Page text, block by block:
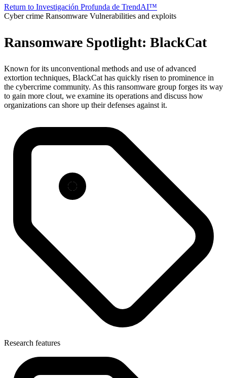
Return to Investigación Profunda de TrendAI™
Cyber crime Ransomware Vulnerabilities and exploits
Ransomware Spotlight: BlackCat
Known for its unconventional methods and use of advanced
extortion techniques, BlackCat has quickly risen to prominence in
the cybercrime community. As this ransomware group forges its way
to gain more clout, we examine its operations and discuss how
organizations can shore up their defenses against it.
Research features